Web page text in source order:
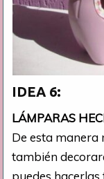
IDEA 6:
LÁMPARAS
De esta manera
también
puedes